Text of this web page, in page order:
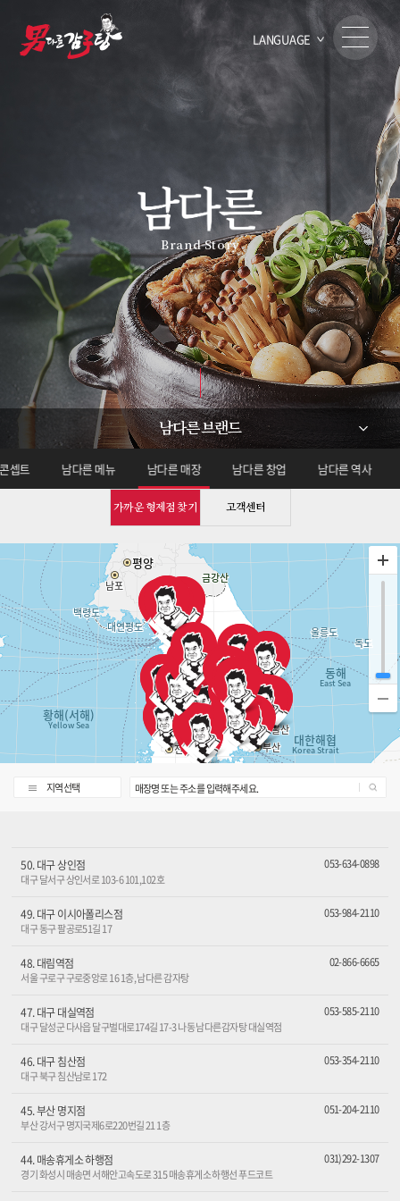
LANGUAGE
Brand Story
남다른 브랜드
셉트 남다른 메뉴 남다른 매장 남다른 창업 남다른 역사
가까운 형제점 찾기 고객센터
지역선택 매장명 또는 주소를 입력해주세요.
053-634-0898
50. 대구 상인점
대구 달서구 상인서로 103-6 101,102호
053-984-2110
49. 대구 이시아폴리스점
대구 동구 팔공로51길 17
02-866-6665
48. 대림역점
서울 구로구 구로중앙로 16 1층, 남다른 감자탕
053-585-2110
47. 대구 대실역점
대구 달성군 다사읍 달구벌대로174길 17-3 나동 남다른감자탕 대실역점
053-354-2110
46. 대구 침산점
대구 북구 침산남로 172
051-204-2110
45. 부산 명지점
부산 강서구 명지국제6로220번길 21 1층
031)292-1307
44. 매송휴게소 하행점
경기 화성시 매송면 서해안고속도로 315 매송휴게소 하행선 푸드코트